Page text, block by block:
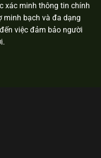
xác minh thông tin chính
minh bạch và đa dạng
việc đảm bảo người